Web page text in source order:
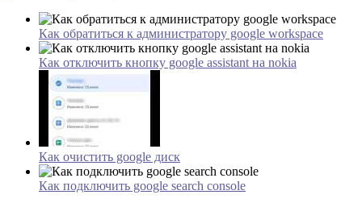
Как обратиться к администратору google workspace
Как отключить кнопку google assistant на nokia
Как очистить google диск
Как подключить google search console